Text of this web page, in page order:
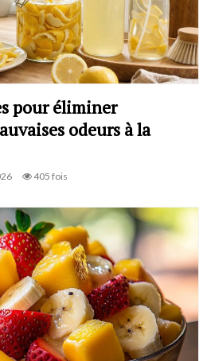
pour éliminer
odeurs à la
405 fois